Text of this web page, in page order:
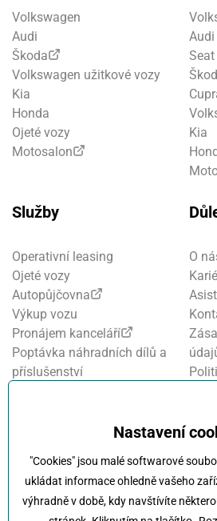
Nastavení
"Cookies" jsou malé softwarové
ukládat informace ohledně vašeho
výhradně v době, kdy navštívíte
Volkswagen
Audi
Škoda
Volkswagen užitkové vozy
Kia
Honda
Ojeté vozy
Motosalon
Audi
Seat
Kia
Služby
Operativní leasing
Ojeté vozy
Autopůjčovna
Výkup vozu
Pronájem kanceláří
Poptávka náhradních dílů a
příslušenství
O
Kola